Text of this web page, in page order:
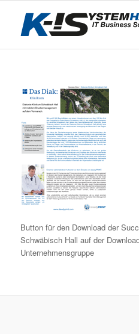
Button für den Download der
Schwäbisch Hall auf der
Unternehmensgruppe